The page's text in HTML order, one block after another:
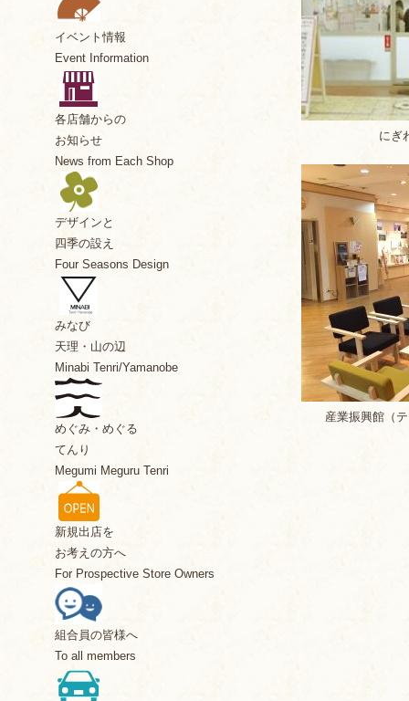
にぎ
産業振興館（
イベント情報
Event Information
各店舗からの
お知らせ
News from Each Shop
デザインと
四季の設え
Four Seasons Design
みなび
天理・山の辺
Minabi Tenri/Yamanobe
めぐみ・めぐる
てんり
Megumi Meguru Tenri
新規出店を
お考えの方へ
For Prospective Store Owners
組合員の皆様へ
To all members